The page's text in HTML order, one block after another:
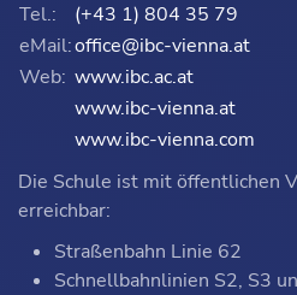
Tel.:
(+43 1) 804 35 79
eMail:office@ibc-vienna.at
Web: www.ibc.ac.at
www.ibc-vienna.at
www.ibc-vienna.com
Die Schule ist mit öffentlichen
erreichbar:
Straßenbahn Linie 62
Schnellbahnlinien S2, S3